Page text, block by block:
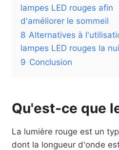
lampes LED rouges afin
d'améliorer le sommeil
8 Alternatives à
lampes LED rouges la
9 Conclusion
Qu'est-ce que
La lumière rouge est un
dont la longueur d'onde